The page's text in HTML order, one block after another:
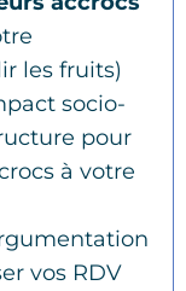
les fruits)
socio-
pour
à votre
vos RDV